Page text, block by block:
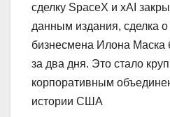
сделку SpaceX и xAI
данным издания, сделка
бизнесмена Илона Маска
за два дня. Это стало
корпоративным
истории США